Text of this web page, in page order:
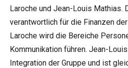
Laroche und Jean-Louis Mathias.
verantwortlich für die Finanzen der
Laroche wird die Bereiche
Kommunikation führen. Jean-
Integration der Gruppe und ist